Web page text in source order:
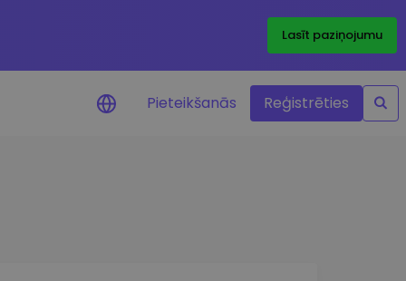
Lasīt paziņojumu
Pieteikšanās Reģistrēties